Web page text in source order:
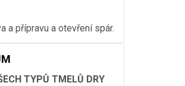
a přípravu a otevření spár.
TYPŮ TMELŮ DRY